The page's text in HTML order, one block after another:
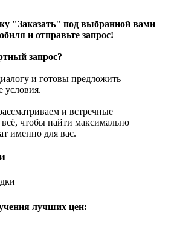
"Заказать" под выбранной вами
и отправьте запрос!
запрос?
и готовы предложить
условия.
и встречные
чтобы найти максимально
именно для вас.
лучших цен: